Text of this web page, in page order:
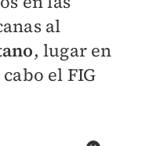
al
, lugar en
el FIG